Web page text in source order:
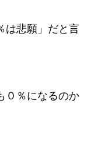
は悲願」だと言
０％になるのか